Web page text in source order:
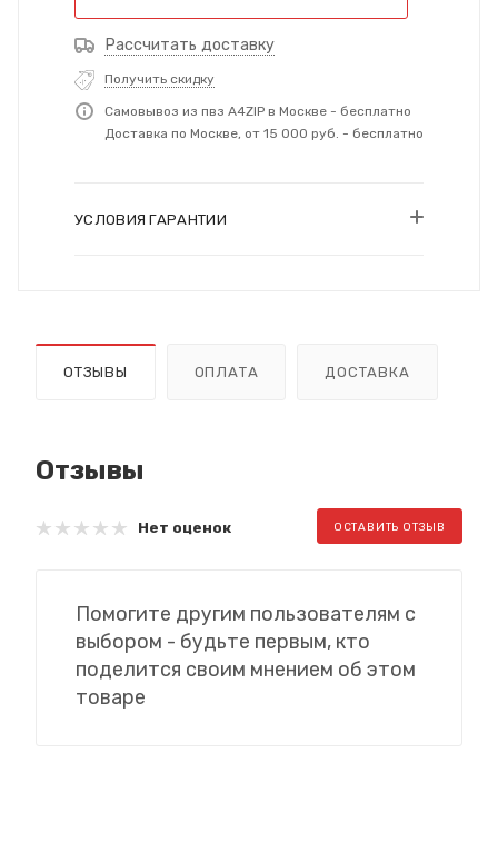
Рассчитать доставку
Получить скидку
Самовывоз из пвз A4ZIP в Москве - бесплатно
Доставка по Москве, от 15 000 руб. - бесплатно
УСЛОВИЯ ГАРАНТИИ
ОТЗЫВЫ ОПЛАТА ДОСТАВКА
Отзывы
Нет оценок ОСТАВИТЬ ОТЗЫВ
Помогите другим пользователям с
выбором - будьте первым, кто
поделится своим мнением об этом
товаре